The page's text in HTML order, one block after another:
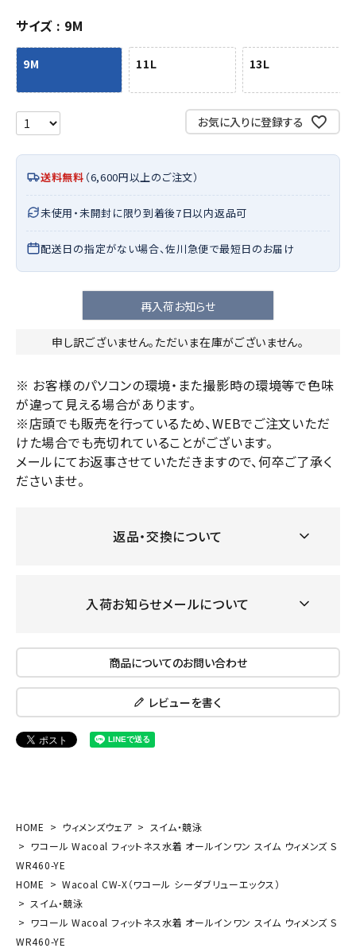
サイズ 9M
9M 11L 13L
お気に入りに登録する
送料無料 （6,600円以上のご注文）
未使用・未開封に限り到着後7日以内返品可
配送日の指定がない場合、佐川急便で最短日のお届け
再入荷お知らせ
申し訳ございません。ただいま在庫がございません。
※ お客様のパソコンの環境・また撮影時の環境等で色味
が違って見える場合があります。
※店頭でも販売を行っているため、WEBでご注文いただ
けた場合でも売切れていることがございます。
メールにてお返事させていただきますので、何卒ご了承く
ださいませ。
返品・交換について
入荷お知らせメールについて
商品についてのお問い合わせ
レビューを書く
HOME ウィメンズウェア
スイム・競泳
ワコール Wacoal フィットネス水着 オールインワン スイム ウィメンズ S
WR460-YE
HOME
Wacoal CW-X（ワコール シーダブリューエックス）
スイム・競泳
ワコール Wacoal フィットネス水着 オールインワン スイム ウィメンズ S
WR460-YE